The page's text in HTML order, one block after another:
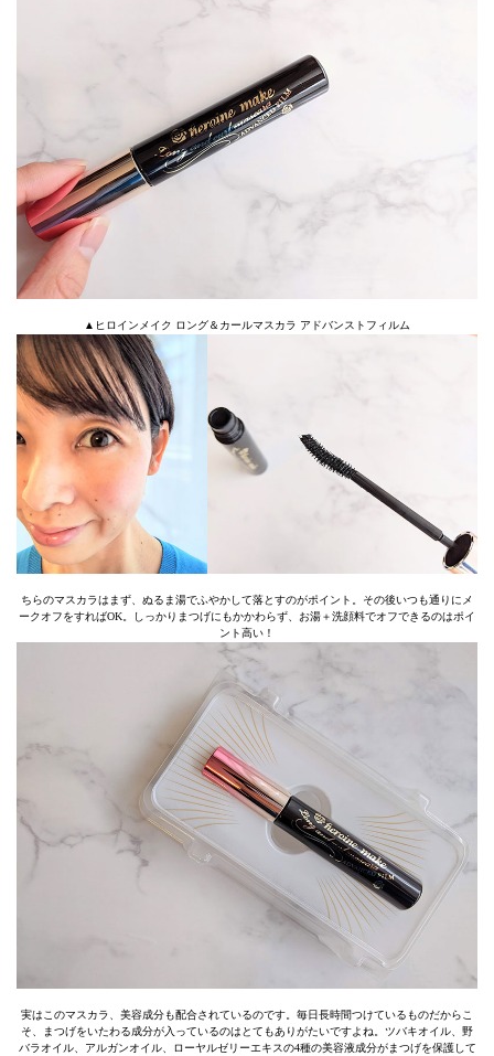
▲ヒロインメイク ロング＆カールマスカラ アドバンストフィルム
ちらのマスカラはまず、ぬるま湯でふやかして落とすのがポイント。その後いつも通りにメ
ークオフをすればOK。しっかりまつげにもかかわらず、お湯＋洗顔料でオフできるのはポイ
ント高い！
実はこのマスカラ、美容成分も配合されているのです。毎日長時間つけているものだからこ
そ、まつげをいたわる成分が入っているのはとてもありがたいですよね。ツバキオイル、野
バラオイル、アルガンオイル、ローヤルゼリーエキスの4種の美容液成分がまつげを保護して